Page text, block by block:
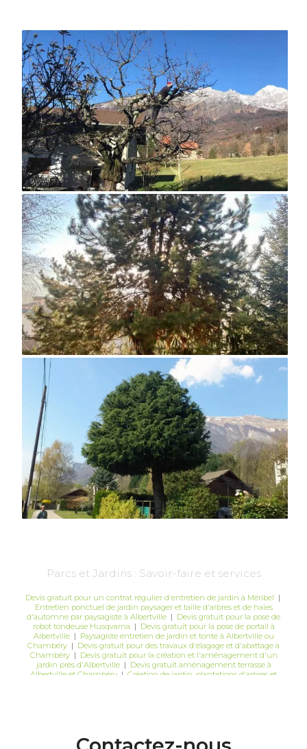
Parcs et Jardins : Savoir-faire et services
Devis gratuit pour un contrat régulier d'entretien de jardin à Méribel |
Entretien ponctuel de jardin paysager et taille d'arbres et de haies
d'automne par paysagiste à Albertville | Devis gratuit pour la pose de
robot tondeuse Husqvarna | Devis gratuit pour la pose de portail à
Albertville| Paysagiste entretien de jardin et tonte à Albertville ou
Chambéry | Devis gratuit pour des travaux d'élagage et d'abattage à
Chambéry| Devis gratuit pour la création et l'aménagement d'un
jardin près d'Albertville| Devis gratuit aménagement terrasse à
Albertville et Chambéry | Création de jardin, plantations d'arbres et